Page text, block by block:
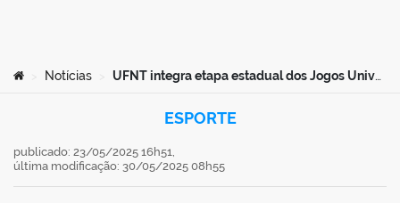
Você está aqui:
Notícias UFNT integra etapa estadual dos Jogos Universitários Brasileiros com delegação de 56 atletas
ESPORTE
publicado: 23/05/2025 16h51,
última modificação: 30/05/2025 08h55